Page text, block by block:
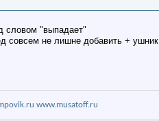
словом "выпадает"
совсем не лишне добавить + ушник
www.musatoff.ru